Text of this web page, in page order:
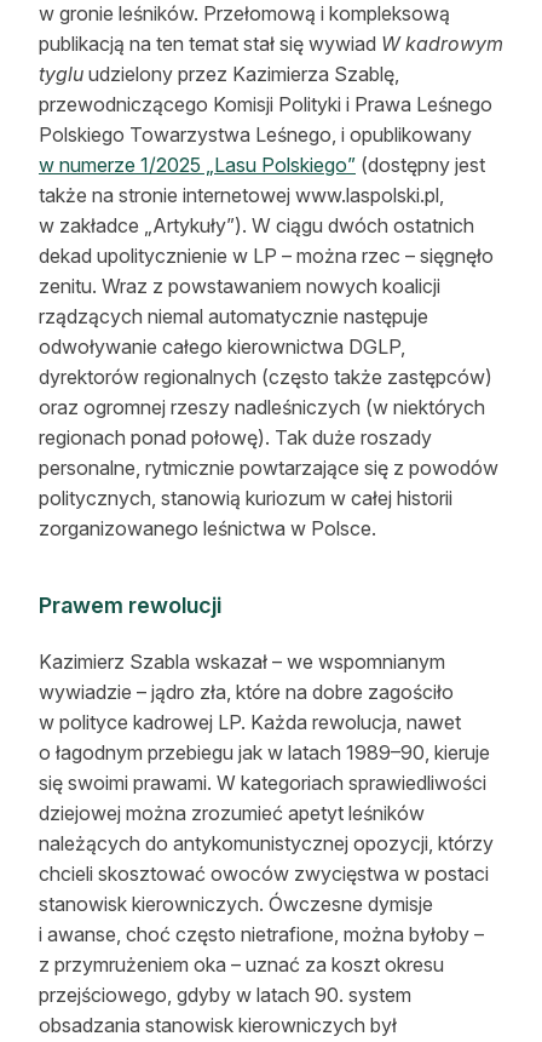
w gronie leśników. Przełomową i kompleksową
publikacją na ten temat stał się wywiad W kadrowym
tyglu udzielony przez Kazimierza Szablę,
przewodniczącego Komisji Polityki i Prawa Leśnego
Polskiego Towarzystwa Leśnego, i opublikowany
w numerze 1/2025 „Lasu Polskiego” (dostępny jest
także na stronie internetowej www.laspolski.pl,
w zakładce „Artykuły”). W ciągu dwóch ostatnich
dekad upolitycznienie w LP – można rzec – sięgnęło
zenitu. Wraz z powstawaniem nowych koalicji
rządzących niemal automatycznie następuje
odwoływanie całego kierownictwa DGLP,
dyrektorów regionalnych (często także zastępców)
oraz ogromnej rzeszy nadleśniczych (w niektórych
regionach ponad połowę). Tak duże roszady
personalne, rytmicznie powtarzające się z powodów
politycznych, stanowią kuriozum w całej historii
zorganizowanego leśnictwa w Polsce.
Prawem rewolucji
Kazimierz Szabla wskazał – we wspomnianym
wywiadzie – jądro zła, które na dobre zagościło
w polityce kadrowej LP. Każda rewolucja, nawet
o łagodnym przebiegu jak w latach 1989–90, kieruje
się swoimi prawami. W kategoriach sprawiedliwości
dziejowej można zrozumieć apetyt leśników
należących do antykomunistycznej opozycji, którzy
chcieli skosztować owoców zwycięstwa w postaci
stanowisk kierowniczych. Ówczesne dymisje
i awanse, choć często nietrafione, można byłoby –
z przymrużeniem oka – uznać za koszt okresu
przejściowego, gdyby w latach 90. system
obsadzania stanowisk kierowniczych był